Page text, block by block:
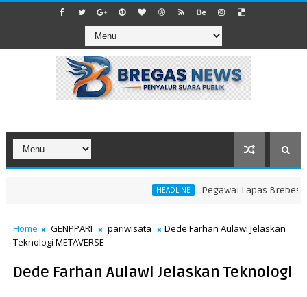
HEADLINE Pegawai Lapas Brebes
Home GENPPARI pariwisata
Dede Farhan Aulawi Jelaskan
Teknologi METAVERSE
Dede Farhan Aulawi Jelaskan Teknologi